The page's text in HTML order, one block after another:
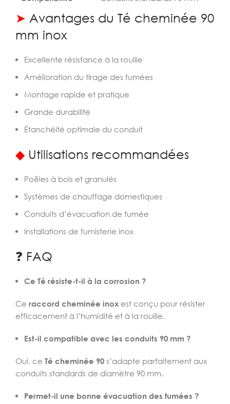
➤ Avantages du Té cheminée 90
mm inox
Excellente résistance à la rouille
Amélioration du tirage des fumées
Montage rapide et pratique
Grande durabilité
Étanchéité optimale du conduit
◆Utilisations recommandées
Poêles à bois et granulés
Systèmes de chauffage domestiques
Conduits d’évacuation de fumée
Installations de fumisterie inox
❓ FAQ
Ce Té résiste-t-il à la corrosion ?
Ce raccord cheminée inox est conçu pour résister
efficacement à l’humidité et à la rouille.
Est-il compatible avec les conduits 90 mm ?
Oui, ce Té cheminée 90 s’adapte parfaitement aux
conduits standards de diamètre 90 mm.
Permet-il une bonne évacuation des fumées ?